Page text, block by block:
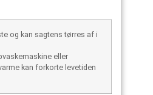
og kan sagtens tørres af i
eller
kan forkorte levetiden